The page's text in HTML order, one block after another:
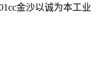
金沙以诚为本工业